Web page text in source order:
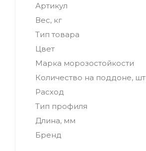
Артикул
Вес, кг
Тип товара
Цвет
Марка морозостойкости
Количество на поддоне, шт
Расход
Тип профиля
Длина, мм
Бренд